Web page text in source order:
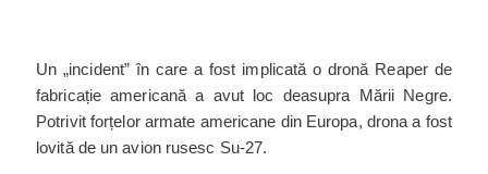
Un „incident” în care a fost implicată o dronă Reaper de
fabricație americană a avut loc deasupra Mării Negre.
Potrivit forțelor armate americane din Europa, drona a fost
lovită de un avion rusesc Su-27.